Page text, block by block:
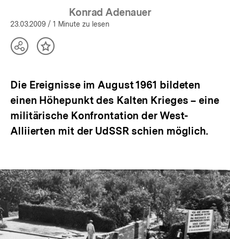
Konrad Adenauer
23.03.2009 / 1 Minute zu lesen
TeilenInhalt
Die Ereignisse im August 1961 bildeten
einen Höhepunkt des Kalten Krieges – eine
militärische Konfrontation der West-
Alliierten mit der UdSSR schien möglich.